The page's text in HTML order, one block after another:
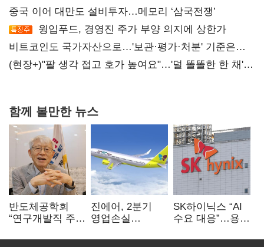
중국 이어 대만도 설비투자…메모리 ‘삼국전쟁’
윙입푸드, 경영진 주가 부양 의지에 상한가
비트코인도 국가자산으로…'보관·평가·처분' 기준은
숙제
(현장+)"팔 생각 접고 호가 높여요"…'덜 똘똘한 한 채'
함께 볼만한 뉴스
반도체공학회
“연구개발직 주
개선해야”
진에어, 2분기
영업손실
상승 여파
SK하이닉스 “AI
수요 대응”…용인
투자